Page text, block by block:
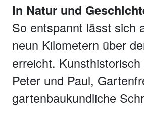
In Natur und
So entspannt lässt sich
neun Kilometern über
erreicht.
Peter und Paul,
gartenbaukundliche